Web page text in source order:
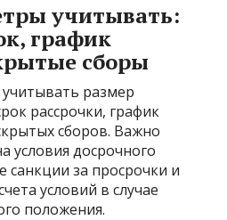
учитывать:
график
сборы
размер
рассрочки, график
сборов. Важно
условия досрочного
за просрочки и
условий в случае
положения.